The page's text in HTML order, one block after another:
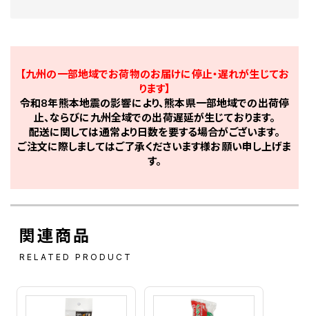
【九州の一部地域でお荷物のお届けに停止・遅れが生じてお
ります】
令和8年熊本地震の影響により、熊本県一部地域での出荷停
止、ならびに九州全域での出荷遅延が生じております。
配送に関しては通常より日数を要する場合がございます。
ご注文に際しましてはご了承くださいます様お願い申し上げま
す。
関連商品
RELATED PRODUCT